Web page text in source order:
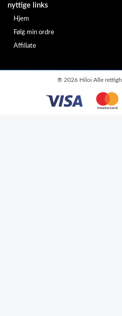
nyttige links
Hjem
Følg min ordre
Affiliate
® 2026 Hiloi Alle